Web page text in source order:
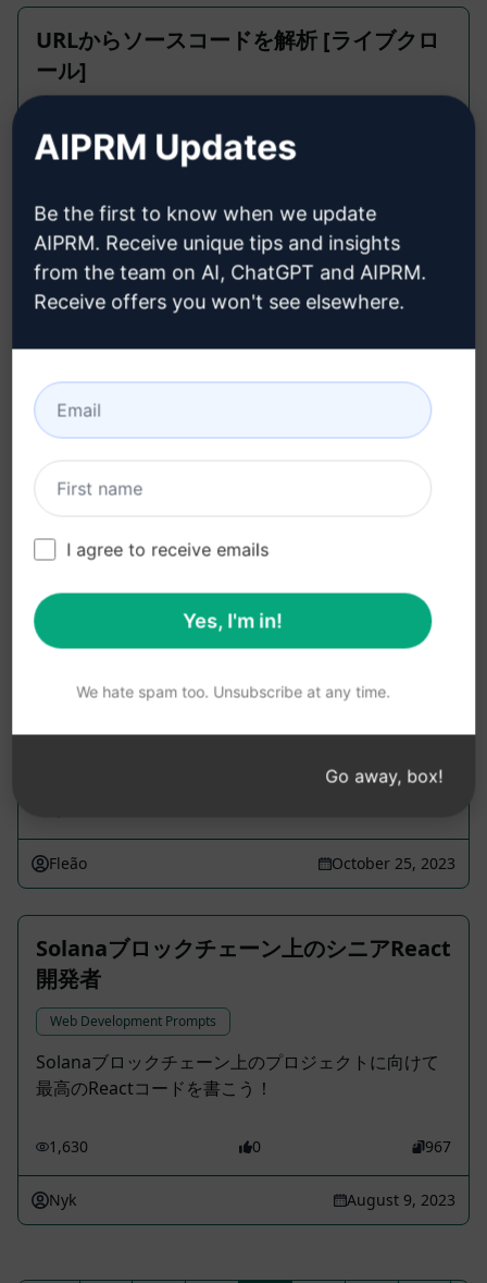
URLからソースコードを解析 [ライブクロ
ール]
指定した特定の側面について、Webページのソース
1,853 0
AIPRM October 3, 2023
Web Developer - カスタマイズされたウ
ェブサイトの開発
あらゆる言語をマスターし、.Net1から.Net7までの
般的なコードの問題を解決したり、カスタマイズさ
れたウェブサイトを開発する準備が整っています。
FrontEnd、BackEnd、およびDataBaseのマスター
最善の解決策とコードを研究し比較する（新しいも
のを作成する必要がある場合は、新しいものを作成
最も安全で実用的でシンプルで最もアジャイルな解
Fleão October 25, 2023
Solanaブロックチェーン上のシニアReact
開発者
Web Development Prompts
Solanaブロックチェーン上のプロジェクトに向けて
最高のReactコードを書こう！
1,630 0 967
Nyk August 9, 2023
AIPRM Updates
Be the first to know when we update
AIPRM. Receive unique tips and insights
from the team on AI, ChatGPT and AIPRM.
Receive offers you won't see elsewhere.
I agree to receive emails
Yes, I'm in!
We hate spam too. Unsubscribe at any time.
Go away, box!